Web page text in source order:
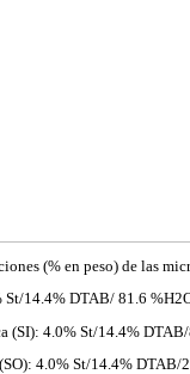
(% en peso) de las
14.4% DTAB/ 81.6
(SI): 4.0% St/14.4%
4.0% St/14.4% DTAB/